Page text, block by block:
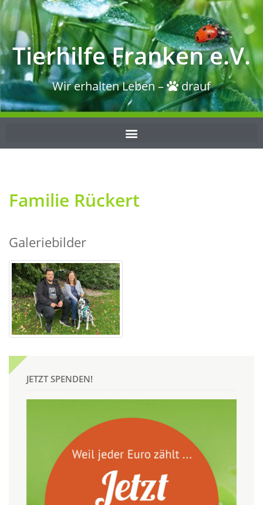
Tierhilfe Franken e.V.
Wir erhalten Leben – drauf
Familie Rückert
Galeriebilder
JETZT SPENDEN!